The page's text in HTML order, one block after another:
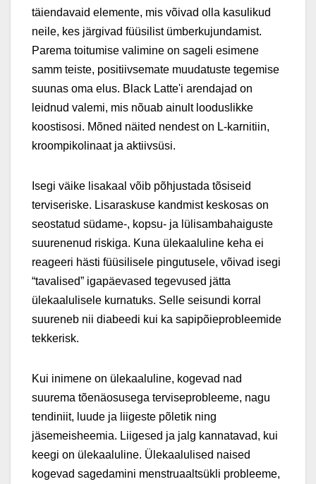
täiendavaid elemente, mis võivad olla kasulikud
neile, kes järgivad füüsilist ümberkujundamist.
Parema toitumise valimine on sageli esimene
samm teiste, positiivsemate muudatuste tegemise
suunas oma elus. Black Latte'i arendajad on
leidnud valemi, mis nõuab ainult looduslikke
koostisosi. Mõned näited nendest on L-karnitiin,
kroompikolinaat ja aktiivsüsi.
Isegi väike lisakaal võib põhjustada tõsiseid
terviseriske. Lisaraskuse kandmist keskosas on
seostatud südame-, kopsu- ja lülisambahaiguste
suurenenud riskiga. Kuna ülekaaluline keha ei
reageeri hästi füüsilisele pingutusele, võivad isegi
“tavalised” igapäevased tegevused jätta
ülekaalulisele kurnatuks. Selle seisundi korral
suureneb nii diabeedi kui ka sapipõieprobleemide
tekkerisk.
Kui inimene on ülekaaluline, kogevad nad
suurema tõenäosusega terviseprobleeme, nagu
tendiniit, luude ja liigeste põletik ning
jäsemeisheemia. Liigesed ja jalg kannatavad, kui
keegi on ülekaaluline. Ülekaalulised naised
kogevad sagedamini menstruaaltsükli probleeme,